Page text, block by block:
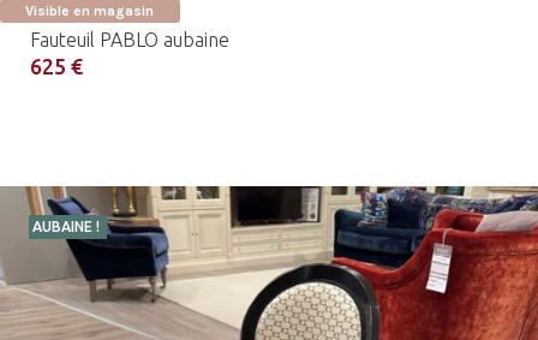
Visible en magasin
Fauteuil PABLO aubaine
625 €
AUBAINE !